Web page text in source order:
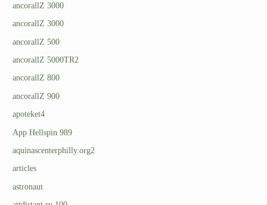
ancorallZ 3000
ancorallZ 3000
ancorallZ 500
ancorallZ 5000TR2
ancorallZ 800
ancorallZ 900
apoteket4
App Hellspin 989
aquinascenterphilly.org2
articles
astronaut